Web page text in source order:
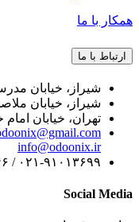
همکار با ما
ارتباط با ما
شیراز، خیابان
شیراز، خیابان
تهران، خیابان
info@odoonix.ir
۰۲۱-۹۱۰۱۳۶۹۹ / ۰۹۹۶۱۲۳۹۷۴۶ / ۰۹۱۰۱۹۸۱۷۱۳-۱۴
Social Media